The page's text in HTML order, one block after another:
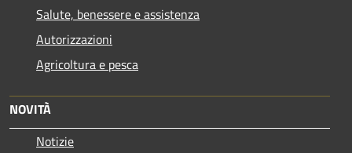
Salute, benessere e assistenza
Autorizzazioni
Agricoltura e pesca
NOVITÀ
Notizie